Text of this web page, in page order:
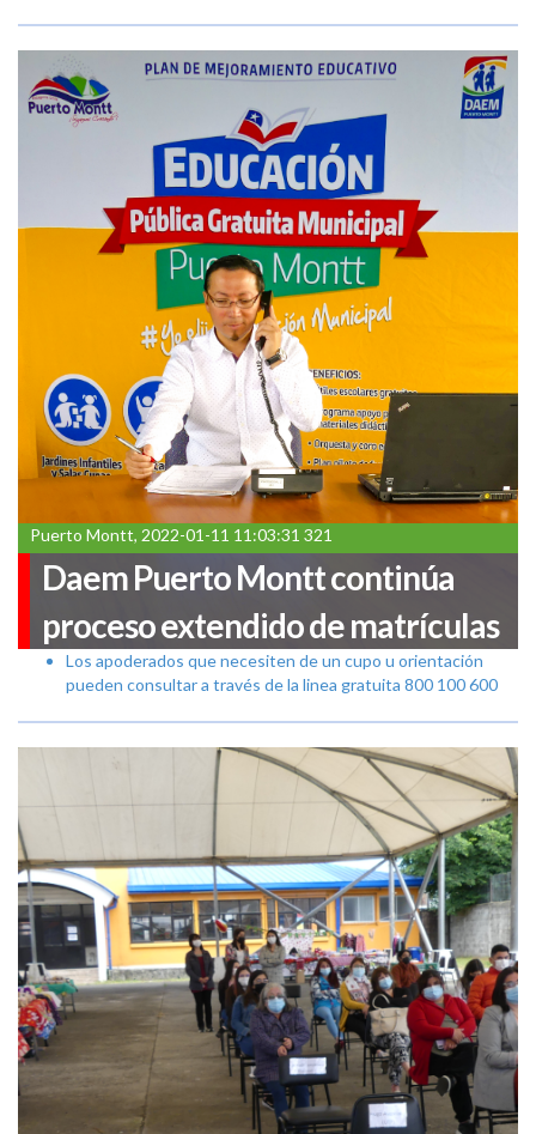
Puerto Montt, 2022-01-11 11:03:31 321
Daem Puerto Montt continúa
proceso extendido de matrículas
Los apoderados que necesiten de un cupo u orientación
pueden consultar a través de la linea gratuita 800 100 600